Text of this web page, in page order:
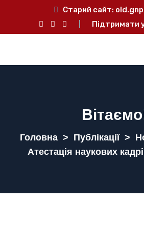
Старий сайт:
Підтримати
Головна > Публікації >
Атестація наукових